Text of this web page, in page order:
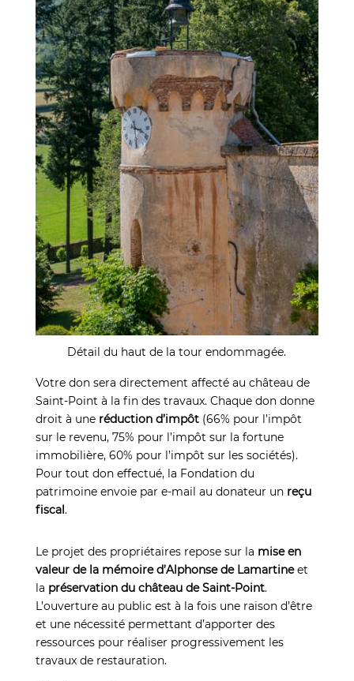
Détail du haut de la tour endommagée.
Votre don sera directement affecté au château de
Saint-Point à la fin des travaux. Chaque don donne
droit à une réduction d’impôt(66% pour l’impôt
sur le revenu, 75% pour l’impôt sur la fortune
immobilière, 60% pour l’impôt sur les sociétés).
Pour tout don effectué, la Fondation du
patrimoine envoie par e-mail au donateur un reçu
fiscal.
Le projet des propriétaires repose sur la mise en
valeur de la mémoire d’Alphonse de Lamartineet
la préservation du château de Saint-Point.
L’ouverture au public est à la fois une raison d’être
et une nécessité permettant d’apporter des
ressources pour réaliser progressivement les
travaux de restauration.